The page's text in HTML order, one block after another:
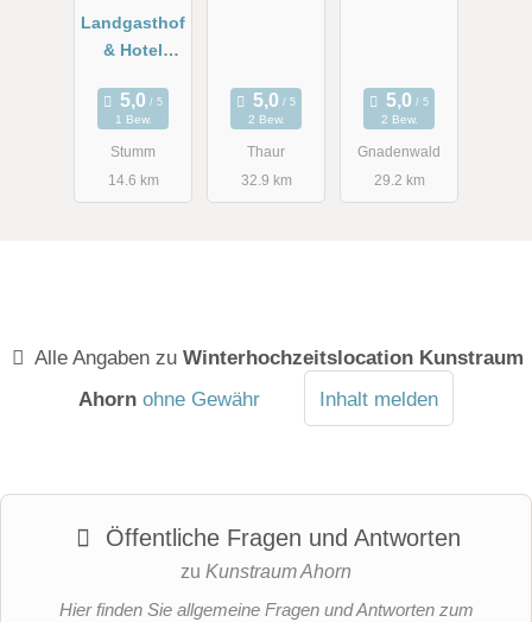
Landgasthof
& Hotel
1 Bew.
Stumm
14.6 km
2 Bew.
Thaur
32.9 km
2 Bew.
Gnadenwald
29.2 km
Alle Angaben zuWinterhochzeitslocation Kunstraum
Ahorn ohne Gewähr Inhalt melden
Öffentliche Fragen und Antworten
zu Kunstraum Ahorn
Hier finden Sie allgemeine Fragen und Antworten zum